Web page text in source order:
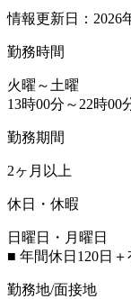
情報更新日：2026
勤務時間
火曜～土曜
13時00分～22時00
勤務期間
2ヶ月以上
休日・休暇
日曜日・月曜日
■ 年間休日120日
勤務地/面接地